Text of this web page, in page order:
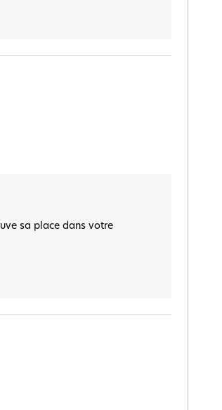
sa place dans votre